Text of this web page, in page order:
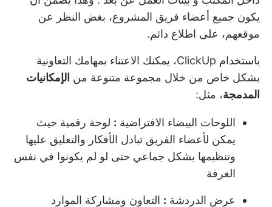
يكون جميع أعضاء فريق المشروع، بغض النظر عن
موقعهم، على اطلاع دائم.
باستخدام ClickUp، يمكنك الاعتناء بمهامك التعاونية
بشكل خاص من خلال مجموعة متنوعة من الإمكانيات
المدمجة، مثل:
اللوحات البيضاء الافتراضية : لوحة رقمية حيث
يمكن لأعضاء الفريق تبادل الأفكار والتعليق عليها
وتنظيمها بشكل جماعي حتى لو لم يكونوا في نفس
الغرفة
عرض الدردشة : التعاون ومشاركة الموارد